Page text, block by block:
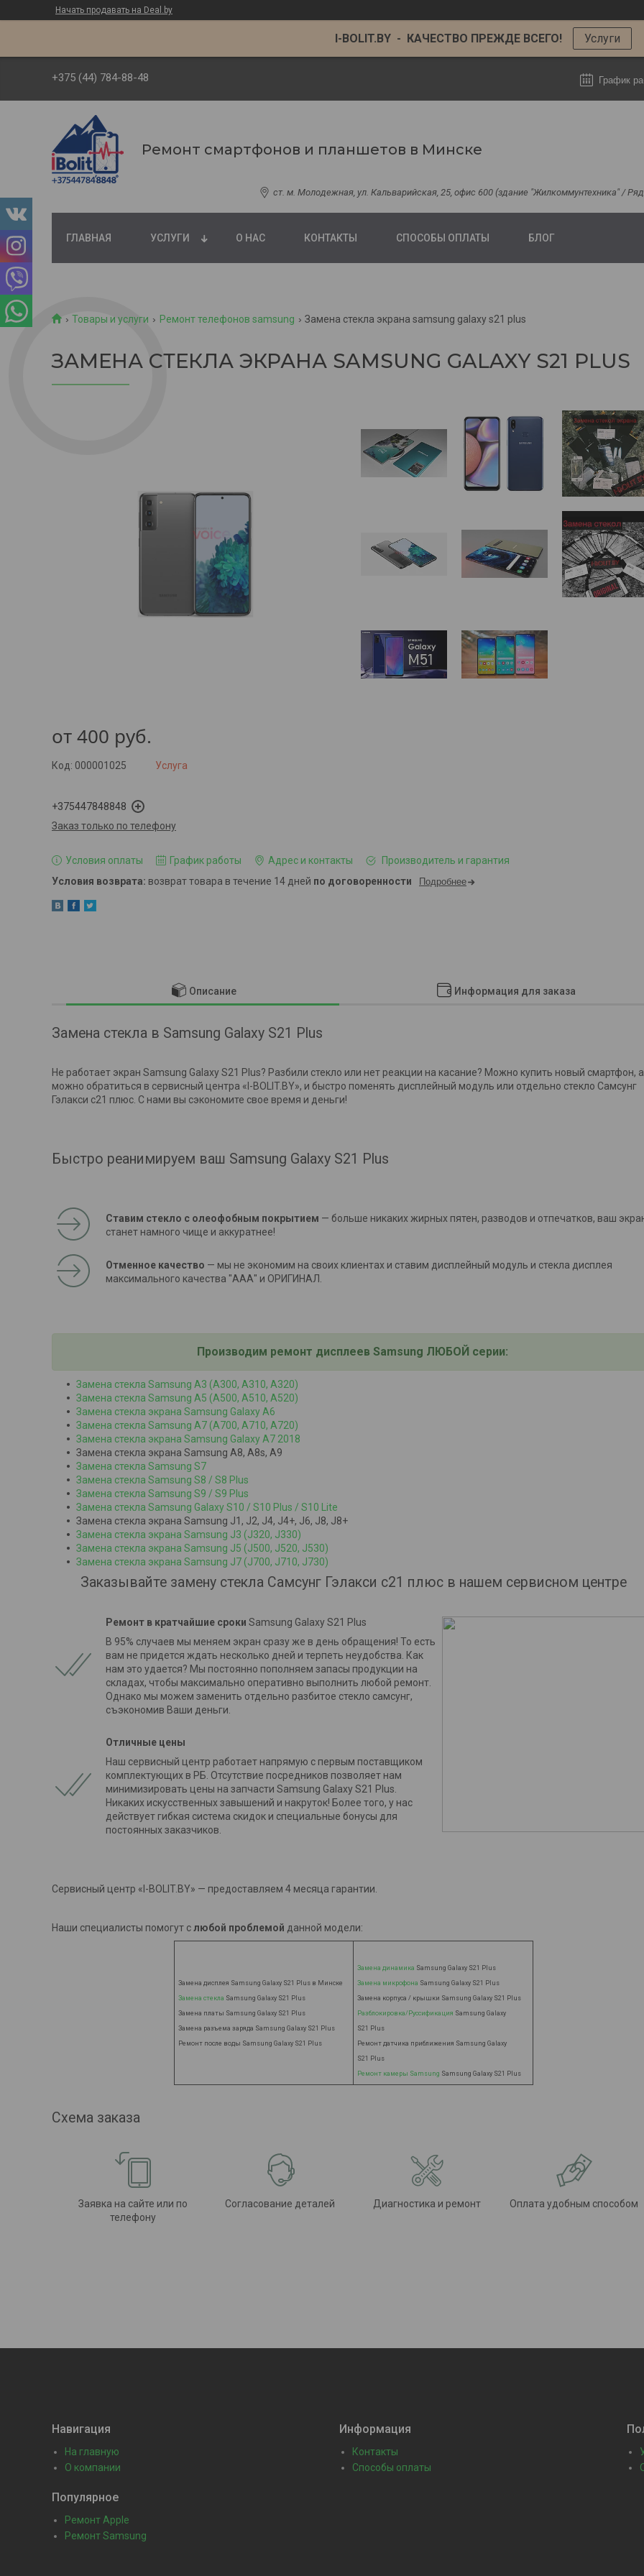
Начать продавать на Deal.by
I-BOLIT.BY - КАЧЕСТВО ПРЕЖДЕ ВСЕГО! Услуги
+375 (44) 784-88-48 График
Ремонт смартфонов и планшетов в Минске
ст. м. Молодежная, ул. Кальварийская, 25, офис 600 (здание "Жилкоммунтехника" /
ГЛАВНАЯ УСЛУГИ О НАС КОНТАКТЫ СПОСОБЫ ОПЛАТЫ БЛОГ
Товары и услуги Ремонт телефонов samsung Замена стекла экрана samsung galaxy s21 plus
ЗАМЕНА СТЕКЛА ЭКРАНА SAMSUNG GALAXY S21 PLUS
от400 руб.
Услуга
Код: 000001025
+375447848848
Заказ только по телефону
Условия оплаты График работы Адрес и контакты
Производитель и гарантия
возврат товара в течение 14 дней по договоренности Подробнее
Описание Информация для заказа
Замена стекла в Samsung Galaxy S21 Plus
Не работает экран Samsung Galaxy S21 Plus? Разбили стекло или нет реакции на касание? Можно купить новый смартфон, а
можно обратиться в сервисный центра «I-BOLIT.BY», и быстро поменять дисплейный модуль или отдельно стекло Самсунг
Гэлакси с21 плюс. С нами вы сэкономите свое время и деньги!
Быстро реанимируем ваш Samsung Galaxy S21 Plus
Ставим стекло с олеофобным покрытием — больше никаких жирных пятен, разводов и отпечатков, ваш
станет намного чище и аккуратнее!
Отменное качество — мы не экономим на своих клиентах и ставим дисплейный модуль и стекла дисплея
максимального качества "ААА" и ОРИГИНАЛ.
Производим ремонт дисплеев Samsung ЛЮБОЙ серии:
Замена стекла Samsung A3 (A300, A310, A320)
Замена стекла Samsung A5 (A500, A510, A520)
Замена стекла экрана Samsung Galaxy A6
Замена стекла Samsung A7 (A700, A710, A720)
Замена стекла экрана Samsung Galaxy A7 2018
Замена стекла экрана Samsung A8, A8s, A9
Замена стекла Samsung S7
Замена стекла Samsung S8 / S8 Plus
Замена стекла Samsung S9 / S9 Plus
Замена стекла Samsung Galaxy S10 / S10 Plus / S10 Lite
Замена стекла экрана Samsung J1, J2, J4, J4+, J6, J8, J8+
Замена стекла экрана Samsung J3 (J320, J330)
Замена стекла экрана Samsung J5 (J500, J520, J530)
Замена стекла экрана Samsung J7 (J700, J710, J730)
Заказывайте замену стекла Самсунг Гэлакси с21 плюс в нашем сервисном центре
Ремонт в кратчайшие сроки Samsung Galaxy S21 Plus
В 95% случаев мы меняем экран сразу же в день обращения! То есть
вам не придется ждать несколько дней и терпеть неудобства. Как
нам это удается? Мы постоянно пополняем запасы продукции на
складах, чтобы максимально оперативно выполнить любой ремонт.
Однако мы можем заменить отдельно разбитое стекло самсунг,
съэкономив Ваши деньги.
Отличные цены
Наш сервисный центр работает напрямую с первым поставщиком
комплектующих в РБ. Отсутствие посредников позволяет нам
минимизировать цены на запчасти Samsung Galaxy S21 Plus.
Никаких искусственных завышений и накруток! Более того, у нас
действует гибкая система скидок и специальные бонусы для
постоянных заказчиков.
Сервисный центр «I-BOLIT.BY» — предоставляем 4 месяца гарантии.
Наши специалисты помогут слюбой проблемой данной модели:
Замена дисплея Samsung Galaxy S21 Plus в Минске
Замена стекла Samsung Galaxy S21 Plus
Замена платы Samsung Galaxy S21 Plus
Замена разъема заряда Samsung Galaxy S21 Plus
Ремонт после воды Samsung Galaxy S21 Plus
Замена динамика Samsung Galaxy S21 Plus
Замена микрофона Samsung Galaxy S21 Plus
Замена корпуса / крышки Samsung Galaxy S21 Plus
Разблокировка/Руссификация Samsung Galaxy
S21 Plus
Ремонт датчика приближения Samsung Galaxy
S21 Plus
Ремонт камеры Samsung Samsung Galaxy S21 Plus
Схема заказа
Заявка на сайте или по
телефону
Согласование деталей Диагностика и ремонт Оплата удобным способом
Навигация
На главную
О компании
Информация
Контакты
Способы оплаты
Популярное
Ремонт Apple
Ремонт Samsung